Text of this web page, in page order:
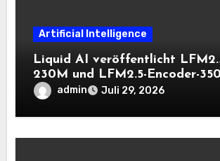
Artificial Intelligence
Liquid AI veröffentlicht
230M und LFM2.5-Encoder-
Bidirektionale Encoder, die bei
Kontext auf der CPU schnell
admin Juli 29, 2026